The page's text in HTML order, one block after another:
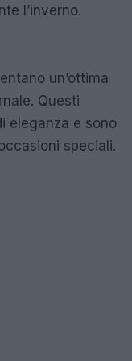
l’inverno.
un’ottima
Questi
eleganza e sono
speciali.